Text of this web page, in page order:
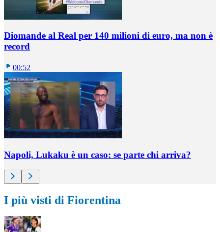
Diomande al Real per 140 milioni di euro, ma non è
record
00:52
Napoli, Lukaku è un caso: se parte chi arriva?
I più visti di Fiorentina